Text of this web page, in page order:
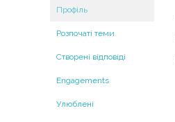
Профіль
Розпочаті теми
Створені відповіді
Engagements
Улюблені